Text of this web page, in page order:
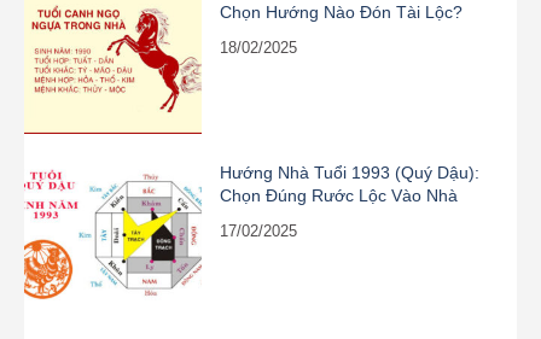
Chọn Hướng Nào Đón Tài Lộc?
18/02/2025
Hướng Nhà Tuổi 1993 (Quý Dậu):
Chọn Đúng Rước Lộc Vào Nhà
17/02/2025